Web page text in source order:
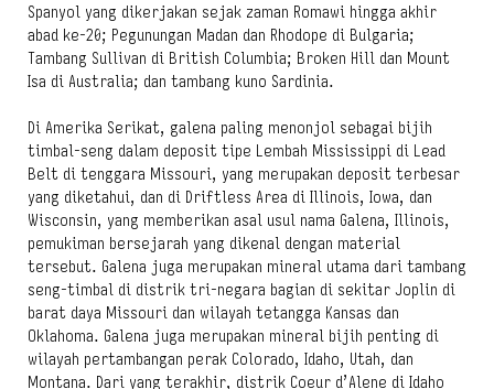
Spanyol yang dikerjakan sejak zaman Romawi hingga akhir
abad ke-20; Pegunungan Madan dan Rhodope di Bulgaria;
Tambang Sullivan di British Columbia; Broken Hill dan Mount
Isa di Australia; dan tambang kuno Sardinia.
Di Amerika Serikat, galena paling menonjol sebagai bijih
timbal-seng dalam deposit tipe Lembah Mississippi di Lead
Belt di tenggara Missouri, yang merupakan deposit terbesar
yang diketahui, dan di Driftless Area di Illinois, Iowa, dan
Wisconsin, yang memberikan asal usul nama Galena, Illinois,
pemukiman bersejarah yang dikenal dengan material
tersebut. Galena juga merupakan mineral utama dari tambang
seng-timbal di distrik tri-negara bagian di sekitar Joplin di
barat daya Missouri dan wilayah tetangga Kansas dan
Oklahoma. Galena juga merupakan mineral bijih penting di
wilayah pertambangan perak Colorado, Idaho, Utah, dan
Montana. Dari yang terakhir, distrik Coeur d’Alene di Idaho